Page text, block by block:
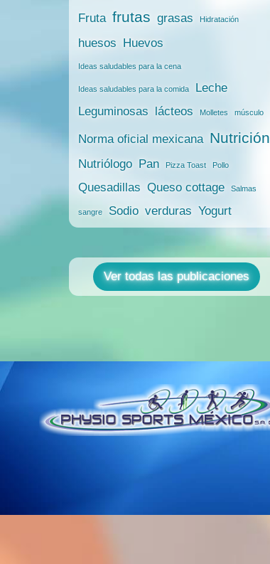
Fruta frutas grasas Hidratación
huesos Huevos
Ideas saludables para la cena
Ideas saludables para la comida
Leche
Leguminosas lácteos Molletes músculo
Norma oficial mexicana Nutrición
Nutriólogo Pan Pizza Toast Pollo
Quesadillas Queso cottage Salmas
sangre Sodio verduras Yogurt
Ver todas las publicaciones